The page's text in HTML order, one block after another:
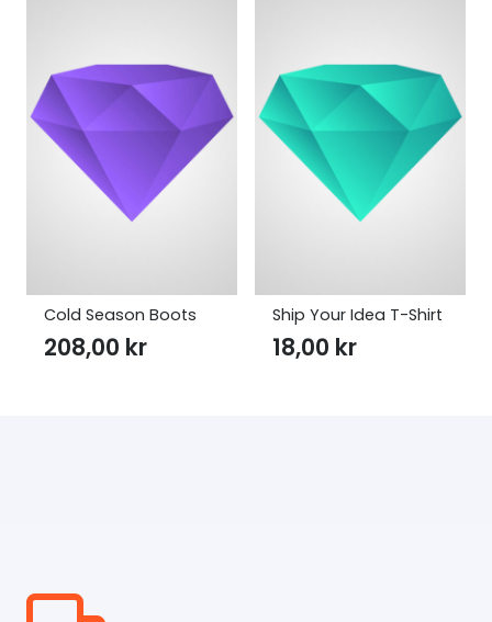
Cold Season Boots
208,00 kr
Ship Your Idea T-Shirt
18,00 kr